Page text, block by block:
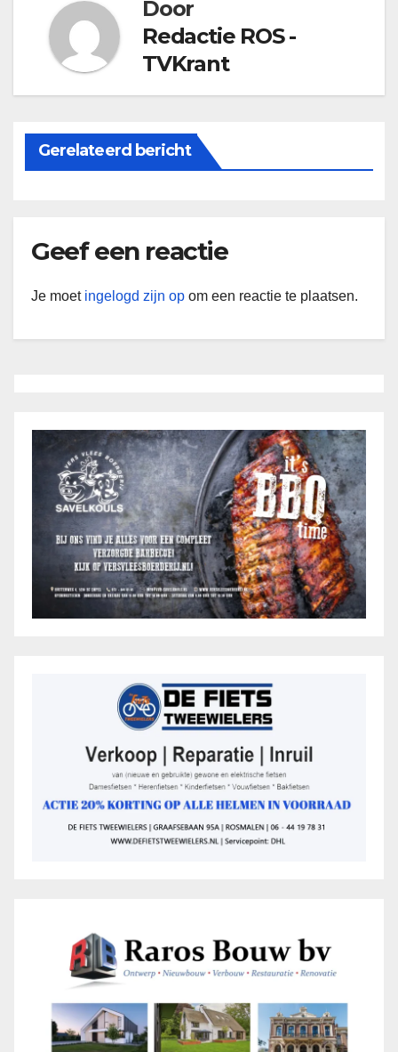
Door
Redactie ROS -
TVKrant
Gerelateerd bericht
Geef een reactie
Je moet ingelogd zijn op om een reactie te plaatsen.